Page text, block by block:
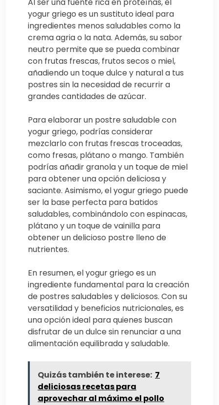
Al ser una fuente rica en proteínas, el
yogur griego es un sustituto ideal para
ingredientes menos saludables como la
crema agria o la nata. Además, su sabor
neutro permite que se pueda combinar
con frutas frescas, frutos secos o miel,
añadiendo un toque dulce y natural a tus
postres sin la necesidad de recurrir a
grandes cantidades de azúcar.
Para elaborar un postre saludable con
yogur griego, podrías considerar
mezclarlo con frutas frescas troceadas,
como fresas, plátano o mango. También
podrías añadir granola y un toque de miel
para obtener una opción deliciosa y
saciante. Asimismo, el yogur griego puede
ser la base perfecta para batidos
saludables, combinándolo con espinacas,
plátano y un toque de vainilla para
obtener un delicioso postre lleno de
nutrientes.
En resumen, el yogur griego es un
ingrediente fundamental para la creación
de postres saludables y deliciosos. Con su
versatilidad y beneficios nutricionales, es
una opción ideal para quienes buscan
disfrutar de un dulce sin renunciar a una
alimentación equilibrada y saludable.
Quizás también te interese: 7
deliciosas recetas para
aprovechar al máximo el pollo